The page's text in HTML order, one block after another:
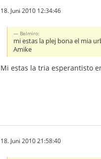
18. Juni 2010 12:34:46
Belmiro:
mi estas la plej bona el mia
Amike
Mi estas la tria esperantisto
18. Juni 2010 21:58:40